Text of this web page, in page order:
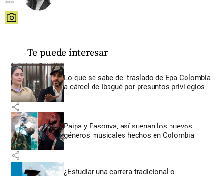
share
Te puede interesar
Lo que se sabe del traslado de Epa Colombia
a cárcel de Ibagué por presuntos privilegios
share
Paipa y Pasonva, así suenan los nuevos
géneros musicales hechos en Colombia
share
¿Estudiar una carrera tradicional o